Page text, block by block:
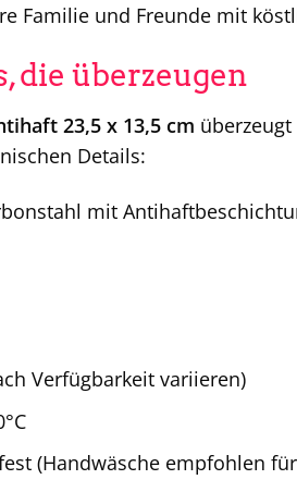
Familie und Freunde mit
die überzeugen
23,5 x 13,5 cm
Details:
mit
Verfügbarkeit variieren)
(Handwäsche empfohlen